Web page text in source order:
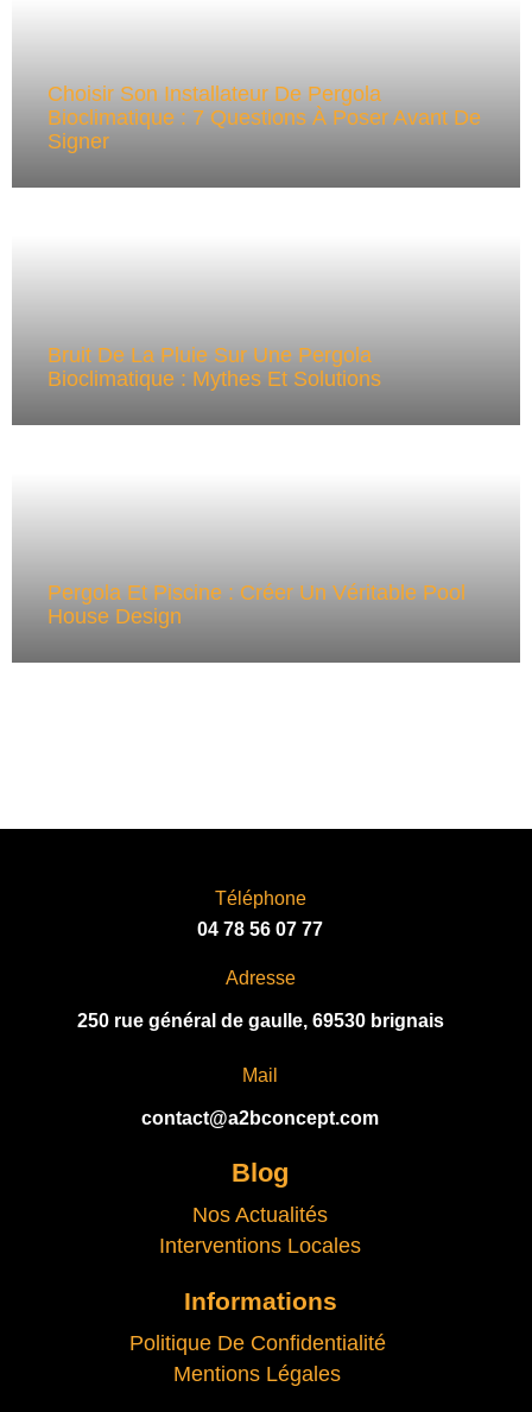
Choisir Son Installateur De Pergola
Bioclimatique : 7 Questions À Poser Avant De
Signer
Bruit De La Pluie Sur Une Pergola
Bioclimatique : Mythes Et Solutions
Pergola Et Piscine : Créer Un Véritable Pool
House Design
Téléphone
04 78 56 07 77
Adresse
250 rue général de gaulle, 69530 brignais
Mail
contact@a2bconcept.com
Blog
Nos Actualités
Interventions Locales
Informations
Politique De Confidentialité
Mentions Légales